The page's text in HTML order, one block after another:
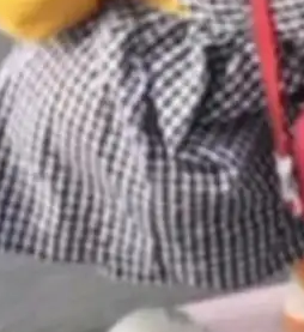
清单上多了两项：
安全地从PoC走
跟得上AI应用...
段来表示——bool
的默认模式、浅
量无意义的组
全 null 了。要知道
"文档、校验、或
的 enum，两个
每个大厂都在
Varda 在 Twitte
们发布了 Cloudfla
器人，跟其他所
实际上它不一
版，我十年前的
次它构建在 Cloudf
时间搭建的平台
上是我十年秘密
托管的分
推出了最新开源项
运行 Cloudflare
的守护进程。 设
个独立的 SQLite
你自己的 S3 兼容
个存储库协调——
每个对象自带一
片构建，单个数据
计层面就被消除
榜：vivo夺
Z系列
储等硬件成本暴
，新机速度明显
新机参数规格除开
Z Fold8 Ultra / Z
是中低端机器，
——DeltaDB，一